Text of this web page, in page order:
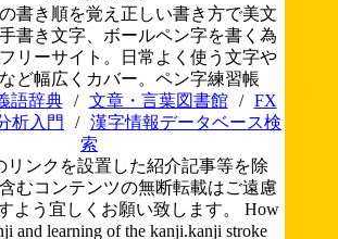
書き順を覚え正しい書き方で美文
書き文字、ボールペン字を書く為
リーサイト。日常よく使う文字や
ど幅広くカバー。ペン字練習帳
語辞典
/ 文章・言葉図書館 /
FX
析入門
/ 漢字情報データベース検
索
リンクを設置した紹介記事等を除
むコンテンツの無断転載はご遠慮
よう宜しくお願い致します。 How
and learning of the kanji.kanji stroke